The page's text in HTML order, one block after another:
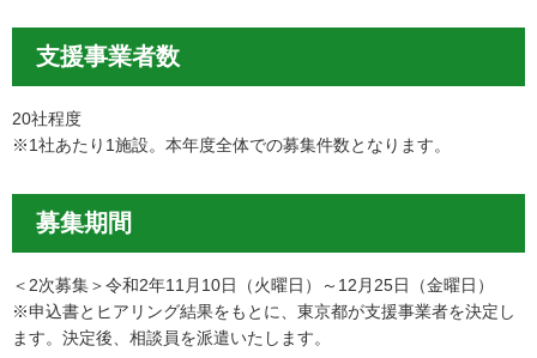
支援事業者数
20社程度
※1社あたり1施設。本年度全体での募集件数となります。
募集期間
＜2次募集＞令和2年11月10日（火曜日）～12月25日（金曜日）
※申込書とヒアリング結果をもとに、東京都が支援事業者を決定し
ます。決定後、相談員を派遣いたします。